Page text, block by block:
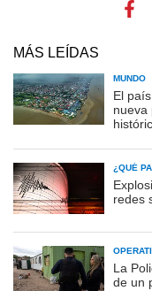
MÁS LEÍDAS
MUNDO
El
nueva
¿QUÉ
redes
La
de un